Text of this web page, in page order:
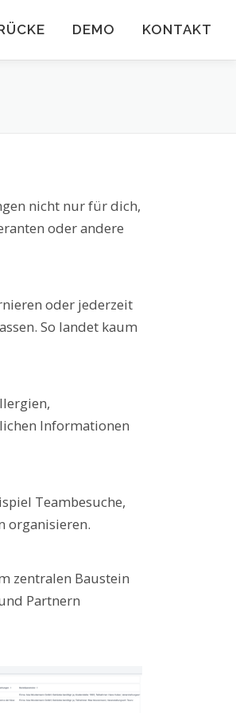
DEMO KONTAKT
nicht nur für dich,
oder andere
oder jederzeit
So landet kaum
Informationen
Teambesuche,
organisieren.
zentralen Baustein
Partnern